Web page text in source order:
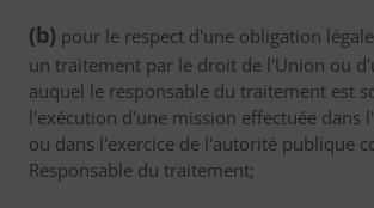
(b) pour le respect d'une obligation
un traitement par le droit de l'Union ou
auquel le responsable du traitement est
l'exécution d'une mission effectuée dans
ou dans l'exercice de l'autorité publique
Responsable du traitement;